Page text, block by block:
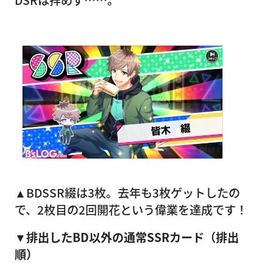
▲BDSSR綴は3枚。去年も3枚ゲットしたの
で、2枚目の2回開花という偉業を達成です！
▼排出したBD以外の通常SSRカード（排出
順）